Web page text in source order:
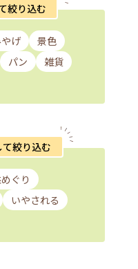
絞り込む
げ
景色
パン
雑貨
絞り込む
ぐり
いやされる